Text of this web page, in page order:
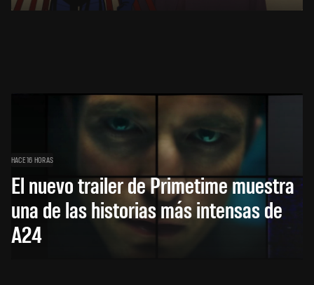
HACE 16 HORAS
El nuevo trailer de Primetime muestra
una de las historias más intensas de
A24